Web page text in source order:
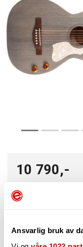
Ansvarlig bruk av
10 790,-